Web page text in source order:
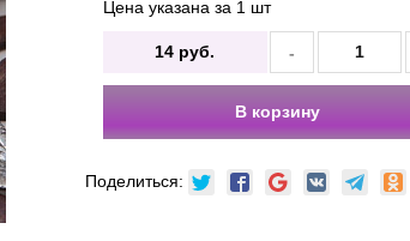
Цена указана за 1 шт
14 руб. -
В корзину
Поделиться: